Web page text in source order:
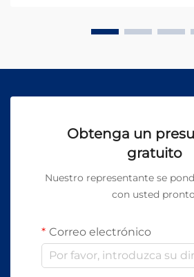
Obtenga un
gratuito
Nuestro representante se
con usted
Correo electrónico